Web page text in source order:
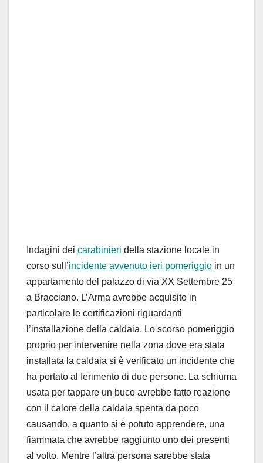
Indagini dei carabinieri della stazione locale in
corso sull’incidente avvenuto ieri pomeriggio in un
appartamento del palazzo di via XX Settembre 25
a Bracciano. L’Arma avrebbe acquisito in
particolare le certificazioni riguardanti
l’installazione della caldaia. Lo scorso pomeriggio
proprio per intervenire nella zona dove era stata
installata la caldaia si è verificato un incidente che
ha portato al ferimento di due persone. La schiuma
usata per tappare un buco avrebbe fatto reazione
con il calore della caldaia spenta da poco
causando, a quanto si è potuto apprendere, una
fiammata che avrebbe raggiunto uno dei presenti
al volto. Mentre l’altra persona sarebbe stata